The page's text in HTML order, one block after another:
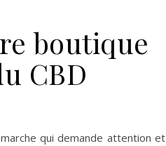
boutique
CBD
qui demande attention et